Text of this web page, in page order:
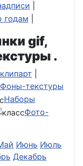
годам
gif,
.
Фоны-текстуры
Наборы
Фото-
Июнь Июль
Декабрь